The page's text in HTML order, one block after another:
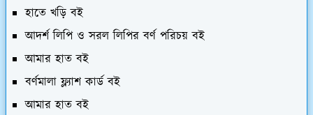
হাতে খড়ি বই
আদর্শ লিপি ও সরল লিপির বর্ণ পরিচয় বই
আমার হাত বই
বর্ণমালা ফ্ল্যাশ কার্ড বই
আমার হাত বই